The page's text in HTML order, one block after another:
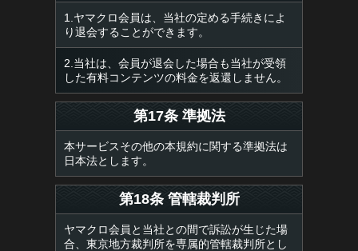
1.ヤマクロ会員は、当社の定める手続きによ
り退会することができます。
2.当社は、会員が退会した場合も当社が受領
した有料コンテンツの料金を返還しません。
第17条 準拠法
本サービスその他の本規約に関する準拠法は
日本法とします。
第18条 管轄裁判所
ヤマクロ会員と当社との間で訴訟が生じた場
合、東京地方裁判所を専属的管轄裁判所とし